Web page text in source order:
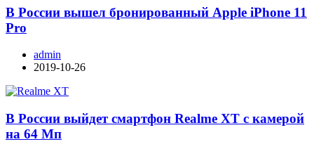
В России вышел бронированный Apple iPhone 11
Pro
admin
2019-10-26
В России выйдет смартфон Realme XT с камерой
на 64 Мп